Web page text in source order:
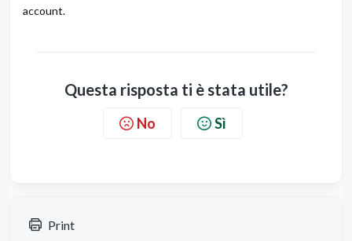
account.
Questa risposta ti è stata utile?
No Sì
Print